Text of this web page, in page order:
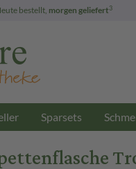
bestellt, morgen geliefert3
Sparsets